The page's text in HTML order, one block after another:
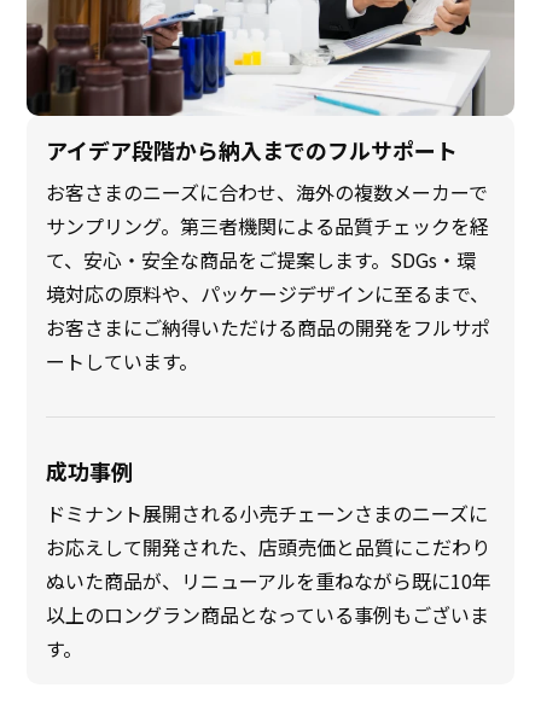
アイデア段階から納入までのフルサポート
お客さまのニーズに合わせ、海外の複数メーカーで
サンプリング。第三者機関による品質チェックを経
て、安心・安全な商品をご提案します。SDGs・環
境対応の原料や、パッケージデザインに至るまで、
お客さまにご納得いただける商品の開発をフルサポ
ートしています。
成功事例
ドミナント展開される小売チェーンさまのニーズに
お応えして開発された、店頭売価と品質にこだわり
ぬいた商品が、リニューアルを重ねながら既に10年
以上のロングラン商品となっている事例もございま
す。